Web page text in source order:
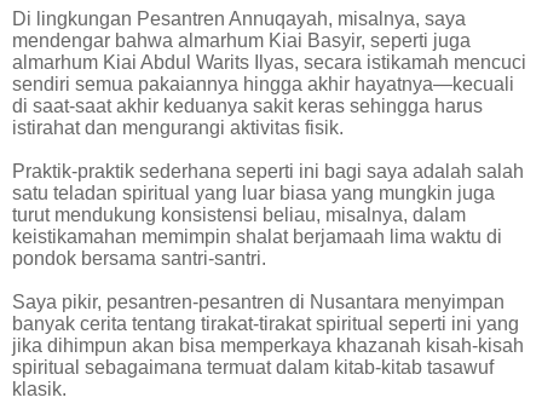
Di lingkungan Pesantren Annuqayah, misalnya, saya
mendengar bahwa almarhum Kiai Basyir, seperti juga
almarhum Kiai Abdul Warits Ilyas, secara istikamah mencuci
sendiri semua pakaiannya hingga akhir hayatnya—kecuali
di saat-saat akhir keduanya sakit keras sehingga harus
istirahat dan mengurangi aktivitas fisik.
Praktik-praktik sederhana seperti ini bagi saya adalah salah
satu teladan spiritual yang luar biasa yang mungkin juga
turut mendukung konsistensi beliau, misalnya, dalam
keistikamahan memimpin shalat berjamaah lima waktu di
pondok bersama santri-santri.
Saya pikir, pesantren-pesantren di Nusantara menyimpan
banyak cerita tentang tirakat-tirakat spiritual seperti ini yang
jika dihimpun akan bisa memperkaya khazanah kisah-kisah
spiritual sebagaimana termuat dalam kitab-kitab tasawuf
klasik.